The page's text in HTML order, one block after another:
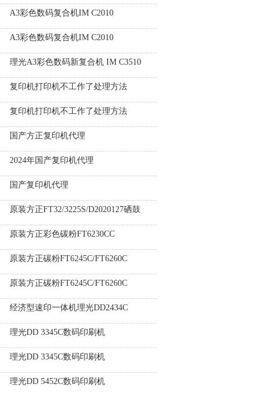
A3彩色数码复合机IM C2010
A3彩色数码复合机IM C2010
理光A3彩色数码新复合机 IM C3510
复印机打印机不工作了处理方法
复印机打印机不工作了处理方法
国产方正复印机代理
2024年国产复印机代理
国产复印机代理
原装方正FT32/3225S/D2020127硒鼓
原装方正彩色碳粉FT6230CC
原装方正碳粉FT6245C/FT6260C
原装方正碳粉FT6245C/FT6260C
经济型速印一体机理光DD2434C
理光DD 3345C数码印刷机
理光DD 3345C数码印刷机
理光DD 5452C数码印刷机